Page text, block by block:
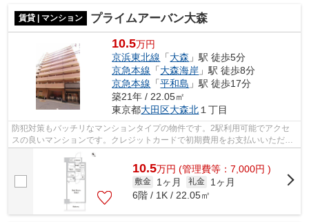
賃貸 | マンション プライムアーバン大森
10.5万円
京浜東北線 「大森 」駅 徒歩5分
京急本線 「大森海岸 」駅 徒歩8分
京急本線 「平和島 」駅 徒歩17分
築21年 / 22.05㎡
東京都大田区大森北１丁目
防犯対策もバッチリなマンションタイプの物件です。2駅利用可能でアクセ
スの良いマンションです。クレジットカードで初期費用をお支払いいただけ
る物件です。共用部には敷地内ごみ置き...
10.5万円 (管理費等：7,000円 )
敷金 1ヶ月 礼金
1ヶ月
6階 / 1K / 22.05㎡